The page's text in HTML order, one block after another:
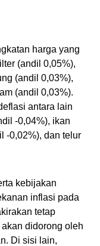
harga yang
(andil 0,05%),
(andil 0,03%),
(andil 0,03%).
antara lain
-0,04%), ikan
-0,02%), dan telur
kebijakan
inflasi pada
tetap
didorong oleh
Di sisi lain,